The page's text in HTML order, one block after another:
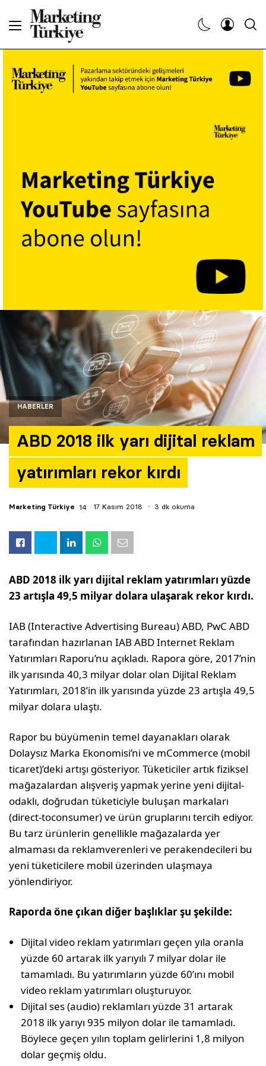
HABERLER
ABD 2018 ilk yarı dijital reklam
yatırımları rekor kırdı
Marketing Türkiye 17 Kasım 2018 3 dk okuma
ABD 2018 ilk yarı dijital reklam yatırımları yüzde
23 artışla 49,5 milyar dolara ulaşarak rekor kırdı.
IAB (Interactive Advertising Bureau) ABD, PwC ABD
tarafından hazırlanan IAB ABD Internet Reklam
Yatırımları Raporu’nu açıkladı. Rapora göre, 2017’nin
ilk yarısında 40,3 milyar dolar olan Dijital Reklam
Yatırımları, 2018’in ilk yarısında yüzde 23 artışla 49,5
milyar dolara ulaştı.
Rapor bu büyümenin temel dayanakları olarak
Dolaysız Marka Ekonomisi’ni ve mCommerce (mobil
ticaret)’deki artışı gösteriyor. Tüketiciler artık fiziksel
mağazalardan alışveriş yapmak yerine yeni dijital-
odaklı, doğrudan tüketiciyle buluşan markaları
(direct-toconsumer) ve ürün gruplarını tercih ediyor.
Bu tarz ürünlerin genellikle mağazalarda yer
almaması da reklamverenleri ve perakendecileri bu
yeni tüketicilere mobil üzerinden ulaşmaya
yönlendiriyor.
Raporda öne çıkan diğer başlıklar şu şekilde:
Dijital video reklam yatırımları geçen yıla oranla
yüzde 60 artarak ilk yarıyılı 7 milyar dolar ile
tamamladı. Bu yatırımların yüzde 60’ını mobil
video reklam yatırımları oluşturuyor.
Dijital ses (audio) reklamları yüzde 31 artarak
2018 ilk yarıyı 935 milyon dolar ile tamamladı.
Böylece geçen yılın toplam gelirlerini 1,8 milyon
dolar geçmiş oldu.
Haberler
Etkinlikler
Söyleşiler
Kariyer
Araştırma